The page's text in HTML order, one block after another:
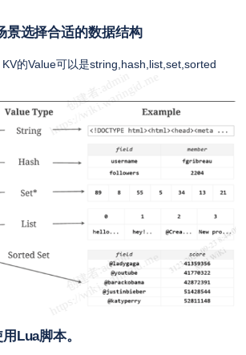
景选择合适的数据结构
的Value可以是string,hash,list,set,sorted
Lua脚本。